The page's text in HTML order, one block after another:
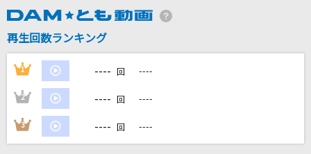
DAMに会員登録・ログインして
再生回数ランキング
1 ---- 回 ----
2 ---- 回 ----
3 ---- 回 ----